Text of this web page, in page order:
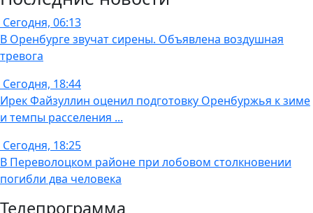
Сегодня, 06:13
В Оренбурге звучат сирены. Объявлена воздушная
тревога
Сегодня, 18:44
Ирек Файзуллин оценил подготовку Оренбуржья к зиме
и темпы расселения ...
Сегодня, 18:25
В Переволоцком районе при лобовом столкновении
погибли два человека
Телепрограмма